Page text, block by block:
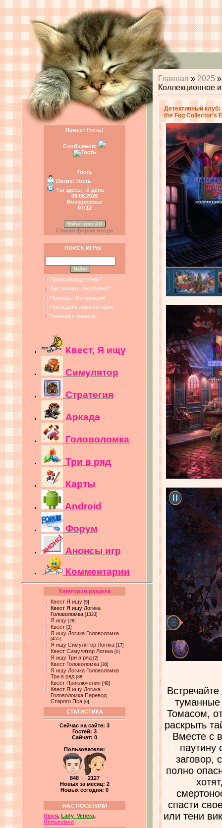
Привет Гость!
Сообщения:
Гость
Логин: Гость
Ты здесь: -й день
09.08.2026
Воскресенье
07:12
Войти через uID
Старая форма входа
ПОИСК ИГРЫ
Правообладателям !
Как скачать бесплатно?
Помощь! Инструкции!
Последние комментарии
Главная страница
Квест, Я ищу
Симулятор
Стратегия
Аркада
Головоломка
Три в ряд
Карты
Android
Форум
Анонсы игр
Комментарии
Категории раздела
Квест Я ищу [5]
Квест Я ищу Логика
Головоломка [1323]
Я ищу [28]
Квест [3]
Я ищу Логика Головоломка
[455]
Я ищу Симулятор Логика [17]
Квест Симулятор Логика [0]
Я ищу Три в ряд [2]
Квест Головоломка [36]
Я ищу Логика Головоломка
Три в ряд [88]
Квест Приключения [48]
Квест Я ищу Логика
Головоломка Перевод
Старого Пса [6]
СТАТИСТИКА
Сейчас на сайте: 3
Гостей: 3
Сайчат: 0
Пользователи:
848 2127
Новых за месяц: 2
Новых сегодня: 0
НАС ПОСЕТИЛИ
Люся, Lady_Venera,
Лёньковна
Главная » 2025 »
Коллекционное
Детективный
the Fog Collector's
туманные
Томасом,
раскрыть
Вместе с
паутину
заговор,
полно
спасти
или тени